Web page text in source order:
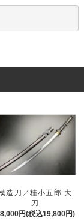
造刀／桂小五郎 大
刀
円(税込19,800円)